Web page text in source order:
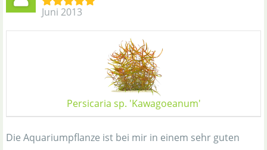
Juni 2013
Persicaria sp. 'Kawagoeanum'
Die Aquariumpflanze ist bei mir in einem sehr guten